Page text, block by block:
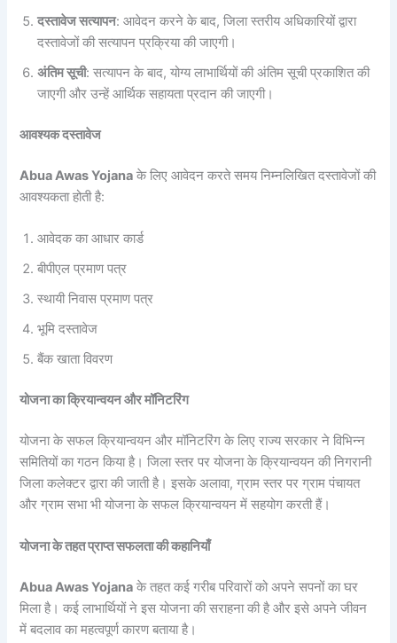
दस्तावेज सत्यापन: आवेदन करने के बाद, जिला स्तरीय अधिकारियों द्वारा
दस्तावेजों की सत्यापन प्रक्रिया की जाएगी।
अंतिम सूची: सत्यापन के बाद, योग्य लाभार्थियों की अंतिम सूची प्रकाशित की
जाएगी और उन्हें आर्थिक सहायता प्रदान की जाएगी।
आवश्यक दस्तावेज
Abua Awas Yojana के लिए आवेदन करते समय निम्नलिखित दस्तावेजों की
आवश्यकता होती है:
आवेदक का आधार कार्ड
बीपीएल प्रमाण पत्र
स्थायी निवास प्रमाण पत्र
भूमि दस्तावेज
बैंक खाता विवरण
योजना का क्रियान्वयन और मॉनिटरिंग
योजना के सफल क्रियान्वयन और मॉनिटरिंग के लिए राज्य सरकार ने विभिन्न
समितियों का गठन किया है। जिला स्तर पर योजना के क्रियान्वयन की निगरानी
जिला कलेक्टर द्वारा की जाती है। इसके अलावा, ग्राम स्तर पर ग्राम पंचायत
और ग्राम सभा भी योजना के सफल क्रियान्वयन में सहयोग करती हैं।
योजना के तहत प्राप्त सफलता की कहानियाँ
Abua Awas Yojana के तहत कई गरीब परिवारों को अपने सपनों का घर
मिला है। कई लाभार्थियों ने इस योजना की सराहना की है और इसे अपने जीवन
में बदलाव का महत्वपूर्ण कारण बताया है।